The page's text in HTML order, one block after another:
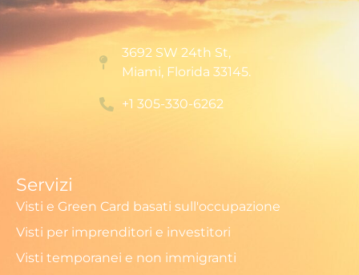
3692 SW 24th St,
Miami, Florida 33145.
+1 305-330-6262
Servizi
Visti e Green Card basati sull'occupazione
Visti per imprenditori e investitori
Visti temporanei e non immigranti